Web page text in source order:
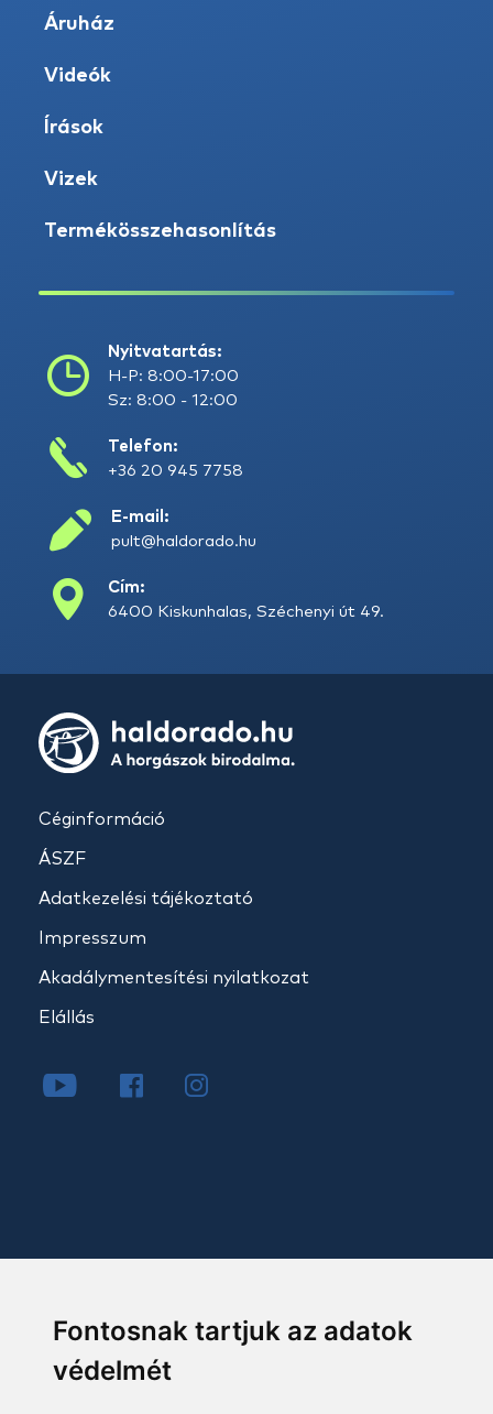
Fontosnak tartjuk az adatok
védelmét
Áruház
Videók
Írások
Vizek
Termékösszehasonlítás
Nyitvatartás:
H-P: 8:00-17:00
Sz: 8:00 - 12:00
Telefon:
+36 20 945 7758
E-mail:
pult@haldorado.hu
Cím:
6400 Kiskunhalas, Széchenyi út 49.
Céginformáció
ÁSZF
Adatkezelési tájékoztató
Impresszum
Akadálymentesítési nyilatkozat
Elállás